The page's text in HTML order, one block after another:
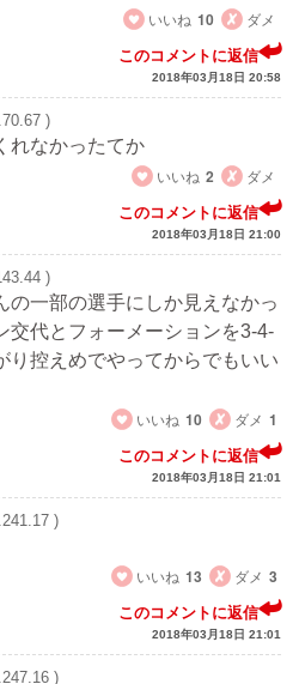
いいね 10 ダメ
このコメントに返信
2018年03月18日 20:58
)
れなかったてか
いいね 2 ダメ
このコメントに返信
2018年03月18日 21:00
)
の一部の選手にしか見えなかっ
代とフォーメーションを3-4-
り控えめでやってからでもいい
いいね 10 ダメ 1
このコメントに返信
2018年03月18日 21:01
)
いいね 13 ダメ 3
このコメントに返信
2018年03月18日 21:01
)